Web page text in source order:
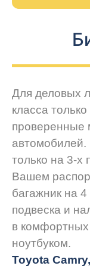
Для деловых
класса
проверенные
только на 3-х
Вашем
багажник на
подвеска и
в комфортных
ноутбуком.
Toyota